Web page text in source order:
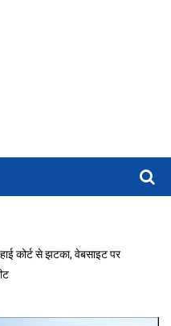
कोर्ट से झटका, वेबसाइट पर